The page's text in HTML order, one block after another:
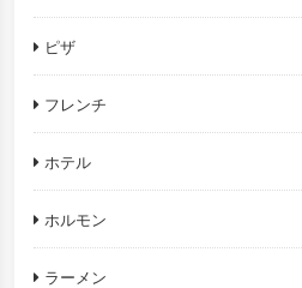
ピザ
フレンチ
ホテル
ホルモン
ラーメン